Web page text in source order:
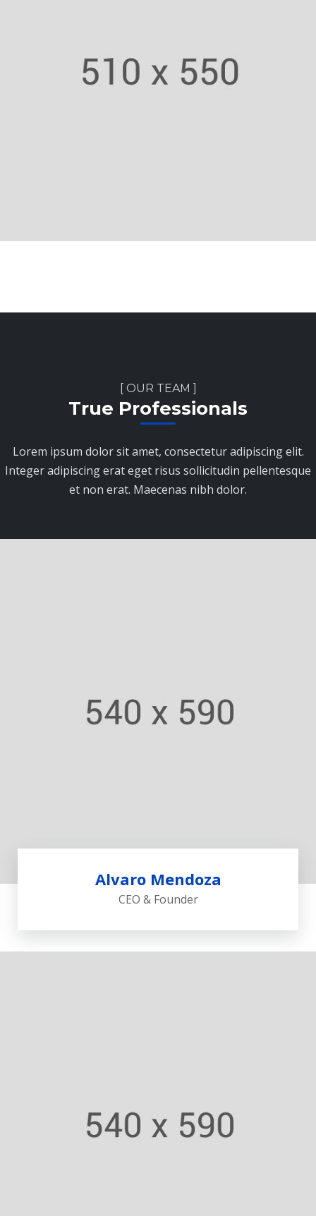
[ OUR TEAM ]
True Professionals
Lorem ipsum dolor sit amet, consectetur adipiscing elit.
Integer adipiscing erat eget risus sollicitudin pellentesque
et non erat. Maecenas nibh dolor.
Alvaro Mendoza
CEO & Founder